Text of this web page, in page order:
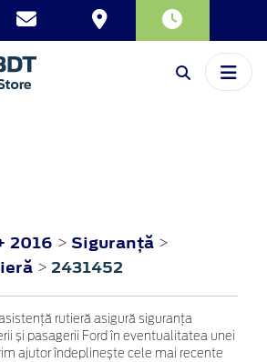
2016 > Siguranţă >
> 2431452
rutieră asigură siguranța
și pasagerii Ford în eventualitatea unei
ajutor îndeplinește cele mai recente